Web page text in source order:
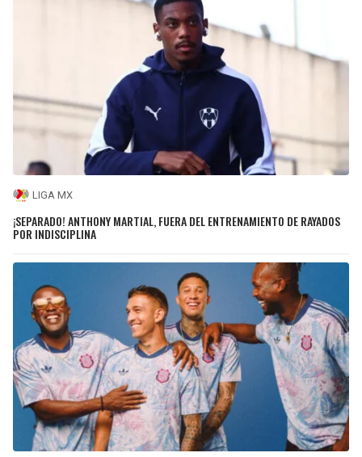
LIGA MX
¡SEPARADO! ANTHONY MARTIAL, FUERA DEL ENTRENAMIENTO DE RAYADOS
POR INDISCIPLINA